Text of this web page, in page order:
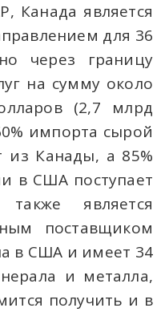
Канада является
для 36
через границу
на сумму около
(2,7 млрд
импорта сырой
из Канады, а 85%
в США поступает
является
поставщиком
в США и имеет 34
и металла,
получить и в